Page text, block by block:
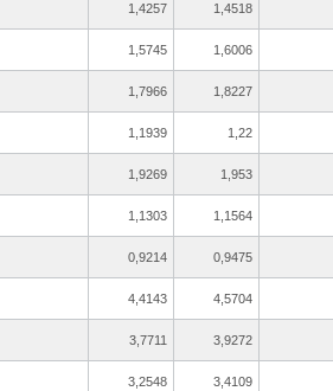
1,4257 1,4518
1,5745 1,6006
1,7966 1,8227
1,1939 1,22
1,9269 1,953
1,1303 1,1564
0,9214 0,9475
4,4143 4,5704
3,7711 3,9272
3,2548 3,4109